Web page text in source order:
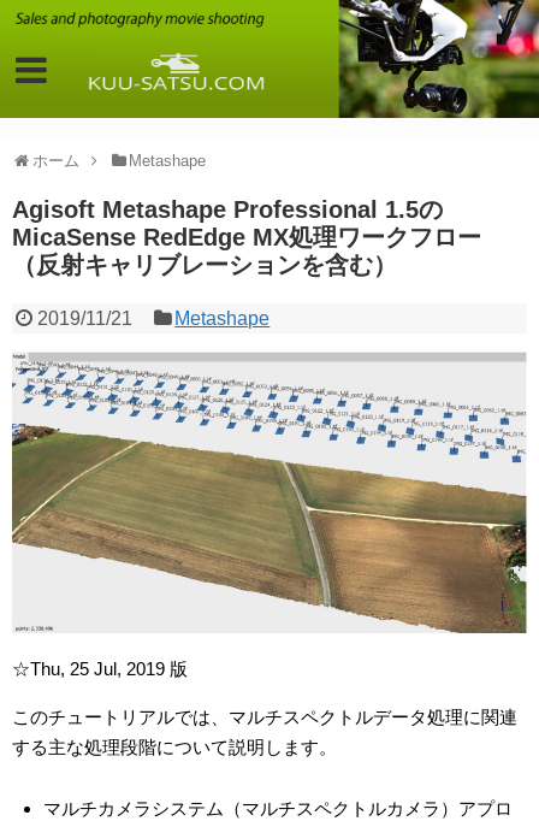
ホーム Metashape
Agisoft Metashape Professional 1.5の
MicaSense RedEdge MX処理ワークフロー
（反射キャリブレーションを含む）
2019/11/21 Metashape
☆Thu, 25 Jul, 2019 版
このチュートリアルでは、マルチスペクトルデータ処理に関連
する主な処理段階について説明します。
マルチカメラシステム（マルチスペクトルカメラ）アプロ